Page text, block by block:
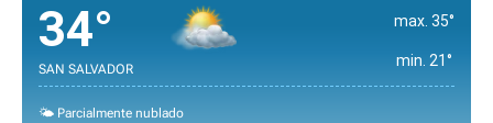
34°
SAN SALVADOR
max. 35°
min. 21°
🌤️ Parcialmente nublado